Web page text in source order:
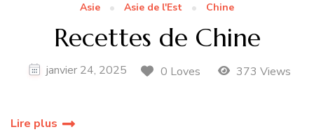
Asie Asie de l'Est Chine
Recettes de Chine
janvier 24, 2025 0 Loves 373 Views
Lire plus